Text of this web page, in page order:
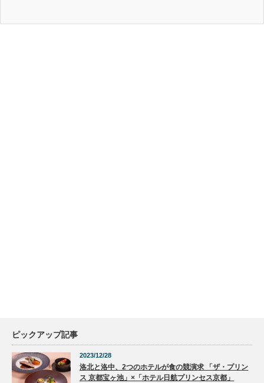
ピックアップ記事
2023/12/28
洛北と洛中、2つのホテルが食の競演求 「ザ・プリン
ス 京都宝ヶ池」×「ホテル日航プリンセス京都」